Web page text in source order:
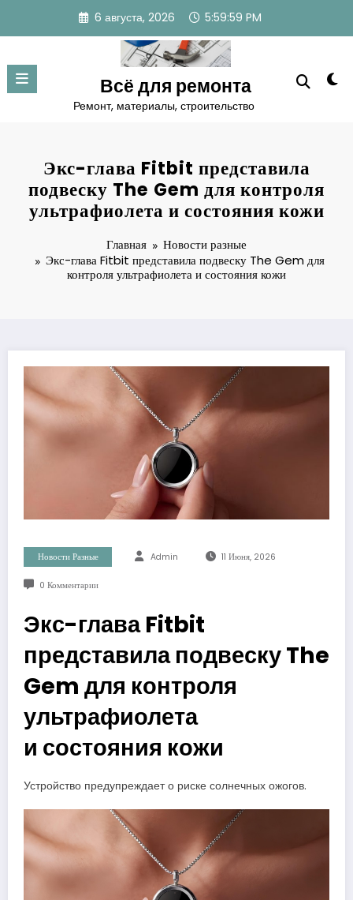
содержимому
6 августа, 2026 6:00:00 PM
Всё для ремонта
Ремонт, материалы, строительство
Экс-глава Fitbit представила
подвеску The Gem для контроля
ультрафиолета и состояния кожи
Главная
Новости разные
Экс-глава Fitbit представила подвеску The Gem для
контроля ультрафиолета и состояния кожи
Новости Разные Admin 11 Июня, 2026
0 Комментарии
Экс-глава Fitbit
представила подвеску The
Gem для контроля
ультрафиолета
и состояния кожи
Устройство предупреждает о риске солнечных ожогов.